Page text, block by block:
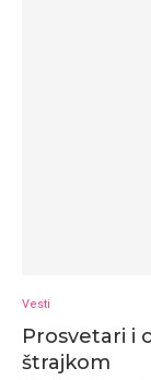
Vesti
Prosvetari i
štrajkom